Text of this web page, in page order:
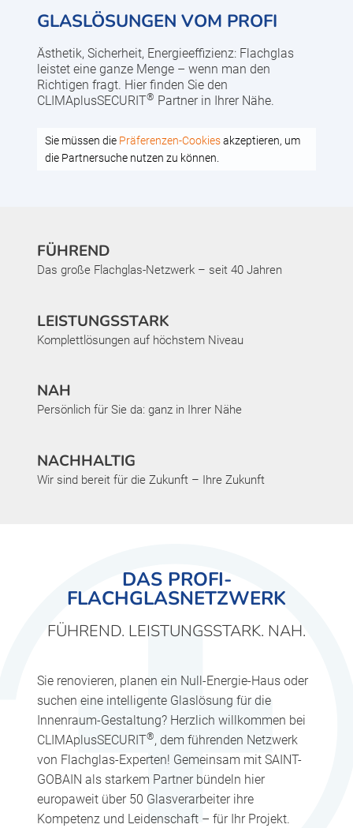
GLASLÖSUNGEN VOM PROFI
Ästhetik, Sicherheit, Energieeffizienz: Flachglas
leistet eine ganze Menge – wenn man den
Richtigen fragt. Hier finden Sie den
CLIMAplusSECURIT® Partner in Ihrer Nähe.
Sie müssen die Präferenzen-Cookiesakzeptieren, um
die Partnersuche nutzen zu können.
FÜHREND
Das große Flachglas-Netzwerk – seit 40 Jahren
LEISTUNGSSTARK
Komplettlösungen auf höchstem Niveau
NAH
Persönlich für Sie da: ganz in Ihrer Nähe
NACHHALTIG
Wir sind bereit für die Zukunft – Ihre Zukunft
DAS PROFI-
FLACHGLASNETZWERK
FÜHREND. LEISTUNGSSTARK. NAH.
Sie renovieren, planen ein Null-Energie-Haus oder
suchen eine intelligente Glaslösung für die
Innenraum-Gestaltung? Herzlich willkommen bei
CLIMAplusSECURIT®, dem führenden Netzwerk
von Flachglas-Experten! Gemeinsam mit SAINT-
GOBAIN als starkem Partner bündeln hier
europaweit über 50 Glasverarbeiter ihre
Kompetenz und Leidenschaft – für Ihr Projekt.